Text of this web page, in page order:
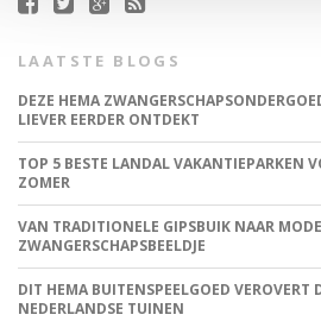
LAATSTE BLOGS
DEZE HEMA
LIEVER EERDER ONTDEKT
TOP 5 BESTE LANDAL VAKANTIEPARKEN
ZOMER
VAN TRADITIONELE GIPSBUIK NAAR
ZWANGERSCHAPSBEELDJE
DIT HEMA BUITENSPEELGOED VEROVERT
NEDERLANDSE TUINEN